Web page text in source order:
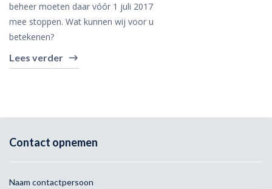
beheer moeten daar vóór 1 juli 2017
mee stoppen. Wat kunnen wij voor u
betekenen?
Lees verder
Contact opnemen
Naam contactpersoon